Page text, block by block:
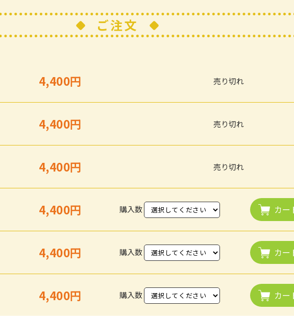
ご注文
4,400円 売り切れ
4,400円 売り切れ
4,400円 売り切れ
4,400円 購入数 カー
4,400円 購入数 カー
4,400円 購入数 カー